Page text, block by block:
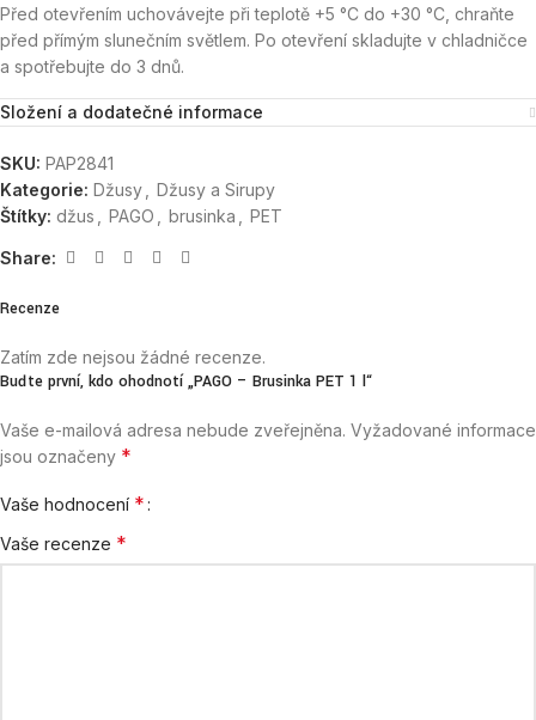
Před otevřením uchovávejte při teplotě +5 °C do +30 °C, chraňte
před přímým slunečním světlem. Po otevření skladujte v chladničce
a spotřebujte do 3 dnů.
Složení a dodatečné informace
SKU: PAP2841
Kategorie: Džusy
Džusy a Sirupy
Štítky: džus PAGO brusinka PET
Share:
Recenze
Zatím zde nejsou žádné recenze.
Buďte první, kdo ohodnotí „PAGO – Brusinka PET 1 l“
Vaše e-mailová adresa nebude zveřejněna. Vyžadované informace
jsou označeny *
Vaše hodnocení *
Vaše recenze *